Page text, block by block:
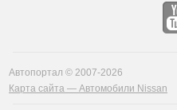
Автопортал © 2007-2026
Карта сайта — Автомобили Nissan